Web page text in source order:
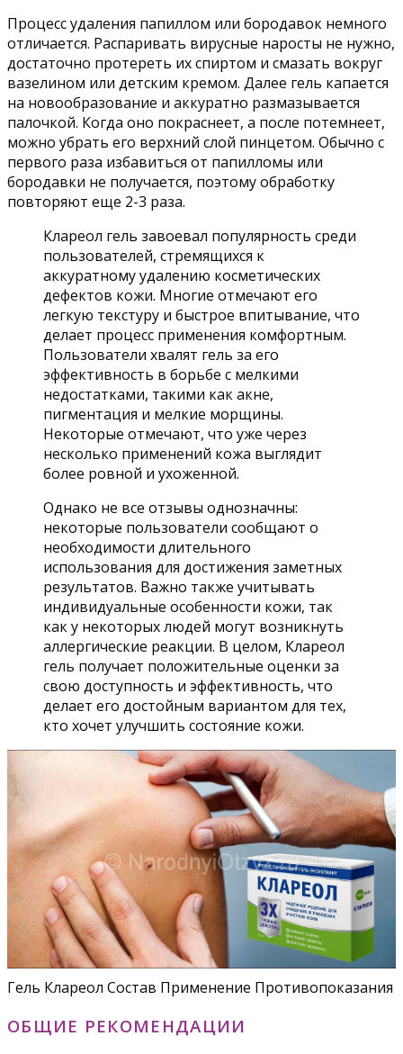
Процесс удаления папиллом или бородавок немного
отличается. Распаривать вирусные наросты не нужно,
достаточно протереть их спиртом и смазать вокруг
вазелином или детским кремом. Далее гель капается
на новообразование и аккуратно размазывается
палочкой. Когда оно покраснеет, а после потемнеет,
можно убрать его верхний слой пинцетом. Обычно с
первого раза избавиться от папилломы или
бородавки не получается, поэтому обработку
повторяют еще 2-3 раза.
Клареол гель завоевал популярность среди
пользователей, стремящихся к
аккуратному удалению косметических
дефектов кожи. Многие отмечают его
легкую текстуру и быстрое впитывание, что
делает процесс применения комфортным.
Пользователи хвалят гель за его
эффективность в борьбе с мелкими
недостатками, такими как акне,
пигментация и мелкие морщины.
Некоторые отмечают, что уже через
несколько применений кожа выглядит
более ровной и ухоженной.
Однако не все отзывы однозначны:
некоторые пользователи сообщают о
необходимости длительного
использования для достижения заметных
результатов. Важно также учитывать
индивидуальные особенности кожи, так
как у некоторых людей могут возникнуть
аллергические реакции. В целом, Клареол
гель получает положительные оценки за
свою доступность и эффективность, что
делает его достойным вариантом для тех,
кто хочет улучшить состояние кожи.
Гель Клареол Состав Применение Противопоказания
ОБЩИЕ РЕКОМЕНДАЦИИ